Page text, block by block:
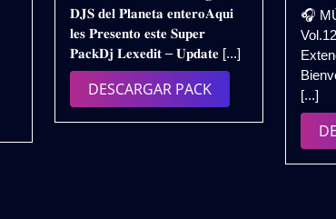
2K25
|
Gratis
𝐃𝐉𝐒 𝐝𝐞𝐥 𝐏𝐥𝐚𝐧𝐞𝐭𝐚 𝐞𝐧𝐭𝐞𝐫𝐨𝐀𝐪𝐮𝐢
𝐥𝐞𝐬 𝐏𝐫𝐞𝐬𝐞𝐧𝐭𝐨 𝐞𝐬𝐭𝐞 𝐒𝐮𝐩𝐞𝐫
𝐏𝐚𝐜𝐤𝐃𝐣 𝐋𝐞𝐱𝐞𝐝𝐢𝐭 – 𝐔𝐩𝐝𝐚𝐭𝐞 [...]
DESCARGAR PACKDESCARGAR
PACK
🎧
[...]